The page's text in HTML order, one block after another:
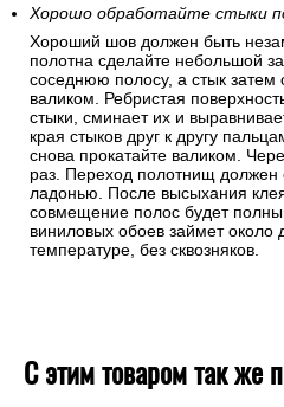
Постоянно проверяйте
При работе постоянно
нет ли складок, неровностей и
Хорошо обработайте стыки
Хороший шов должен быть
полотна сделайте небольшой
соседнюю полосу, а стык затем
валиком. Ребристая
стыки, сминает их и
края стыков друг к другу
виниловых обоев займет около
температуре, без сквозняков.